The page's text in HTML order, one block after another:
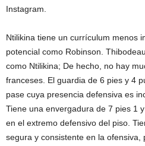
Instagram.
Ntilikina tiene un currículum menos
potencial como Robinson.
como Ntilikina; De hecho, no hay
franceses. El guardia de 6 pies y 4
pase cuya presencia defensiva es
Tiene una envergadura de 7 pies 1
en el extremo defensivo del piso.
segura y consistente en la